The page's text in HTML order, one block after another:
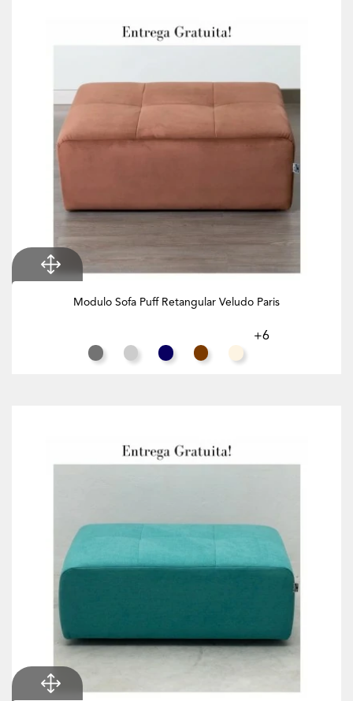
Modulo Sofa Puff Retangular Veludo Paris
Cinza RatoCinza ClaroAzul NoiteChocolateBranco Creme
+6